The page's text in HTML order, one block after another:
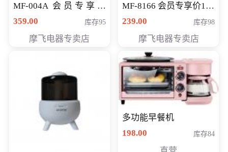
MF-004A 会员专享价
168元
359.00 库存95
摩飞电器专卖店
MF-8166 会员专享价168
元
239.00 库存98
摩飞电器专卖店
多功能早餐机
198.00
库存84